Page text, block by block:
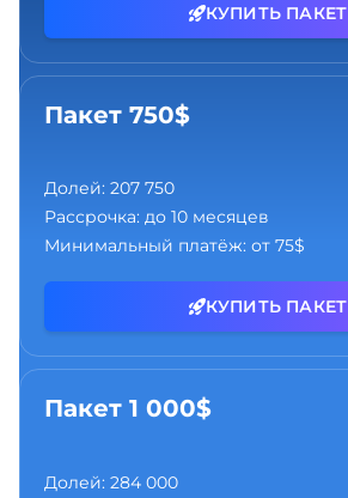
КУПИТЬ ПАКЕТ
Пакет 750$
Долей: 207 750
Рассрочка: до 10 месяцев
Минимальный платёж: от 75$
КУПИТЬ ПАКЕТ
Пакет 1 000$
Долей: 284 000